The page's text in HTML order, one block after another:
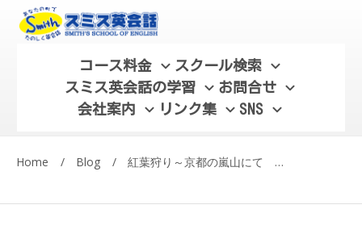
コース料金
スクール検索
スミス英会話の学習
お問合せ
会社案内
リンク集 SNS
Home / Blog / 紅葉狩り～京都の嵐山にて スミス英会話ブログ